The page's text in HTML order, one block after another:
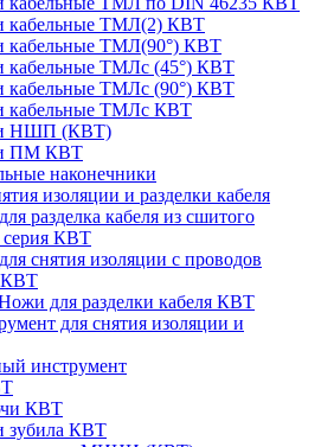
кабельные ТМЛ(2) КВТ
кабельные ТМЛ(90°) КВТ
кабельные ТМЛс (45°) КВТ
кабельные ТМЛс (90°) КВТ
кабельные ТМЛс КВТ
НШП (КВТ)
ПМ КВТ
наконечники
изоляции и разделки кабеля
разделка кабеля из сшитого
серия КВТ
снятия изоляции с проводов
КВТ
для разделки кабеля КВТ
для снятия изоляции и
инструмент
КВТ
зубила КВТ